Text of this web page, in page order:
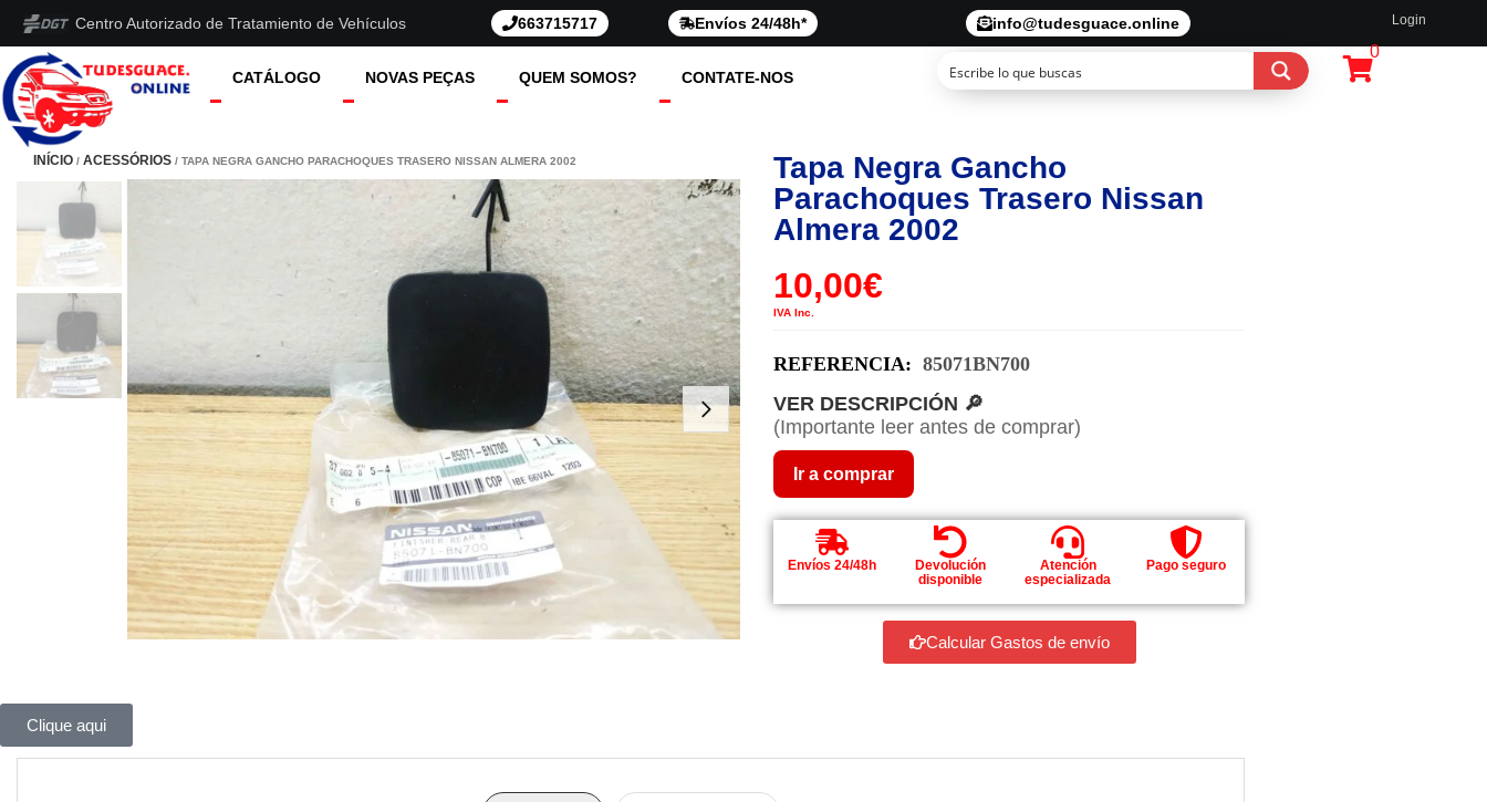
Centro Autorizado de Tratamiento de Vehículos 663715717 Envíos 24/48h* info@tudesguace.online Login
CATÁLOGO NOVAS PEÇAS QUEM SOMOS? CONTATE-NOS
0
INÍCIO / ACESSÓRIOS / TAPA NEGRA GANCHO PARACHOQUES TRASERO NISSAN ALMERA 2002
Tapa Negra Gancho
Parachoques Trasero Nissan
Almera 2002
10,00€
IVA Inc.
REFERENCIA: 85071BN700
VER DESCRIPCIÓN 🔎
(Importante leer antes de comprar)
Ir a comprar
Envíos 24/48h
Devolución
disponible
Atención
especializada
Pago seguro
Calcular Gastos de envío
Clique aqui